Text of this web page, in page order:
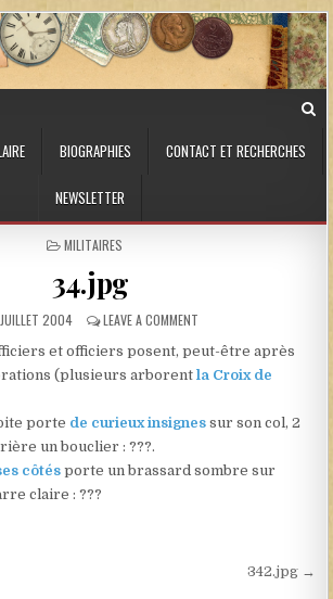
BIOGRAPHIES CONTACT ET RECHERCHES
NEWSLETTER
POSTED IN
MILITAIRES
34.jpg
DATE:
2004 LEAVE A COMMENTON 34.JPG
et officiers posent, peut-être après
(plusieurs arborentla Croix de
porte de curieux insignes sur son col, 2
un bouclier : ???.
côtés porte un brassard sombre sur
claire : ???
de l’article 342.jpg →